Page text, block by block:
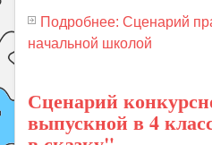
Подробнее: Сценарий
начальной школой
Сценарий
выпускной в 4